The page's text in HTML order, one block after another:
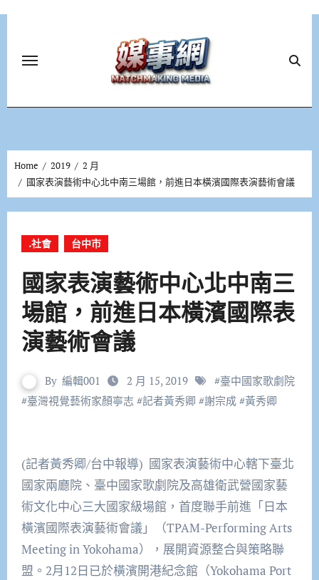
Home 2019
2 月
國家表演藝術中心北中南三場館，前進日本橫濱國際表演藝術會議
.社會 台中市
國家表演藝術中心北中南三
場館，前進日本橫濱國際表
演藝術會議
By 編輯001 2 月 15, 2019 #臺中國家歌劇院
#臺灣視覺藝術家顏寧志#記者黃秀卿 #謝宗成#黃秀卿
(記者黃秀卿/台中報導) 國家表演藝術中心轄下臺北
國家兩廳院、臺中國家歌劇院及高雄衛武營國家藝
術文化中心三大國家級場館，首度聯手前進「日本
橫濱國際表演藝術會議」（TPAM-Performing Arts
Meeting in Yokohama），展開資源整合與策略聯
盟。2月12日已於橫濱開港紀念館（Yokohama Port